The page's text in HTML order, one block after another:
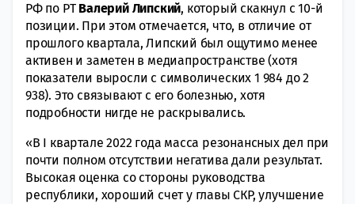
РФ по РТ Валерий Липский, который скакнул с 10-й
позиции. При этом отмечается, что, в отличие от
прошлого квартала, Липский был ощутимо менее
активен и заметен в медиапространстве (хотя
показатели выросли с символических 1 984 до 2
938). Это связывают с его болезнью, хотя
подробности нигде не раскрывались.
«В I квартале 2022 года масса резонансных дел при
почти полном отсутствии негатива дали результат.
Высокая оценка со стороны руководства
республики, хороший счет у главы СКР, улучшение